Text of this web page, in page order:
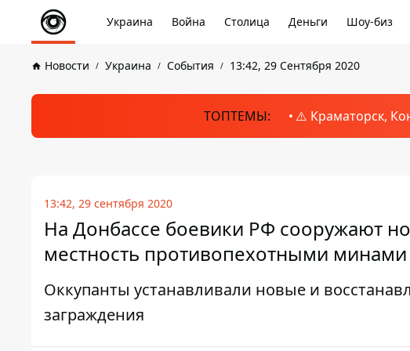
Украина Война Столица Деньги Шоу-биз
Новости Украина События 13:42, 29 Сентября 2020
ТОПТЕМЫ: ⚠️ Краматорск,
13:42, 29 сентября 2020
На Донбассе боевики РФ сооружают
местность противопехотными минами
Оккупанты устанавливали новые и
заграждения